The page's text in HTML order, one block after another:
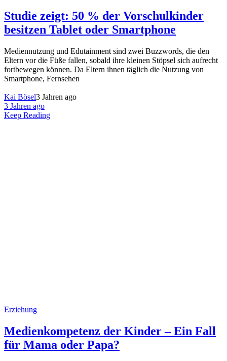
Studie zeigt: 50 % der Vorschulkinder
besitzen Tablet oder Smartphone
Mediennutzung und Edutainment sind zwei Buzzwords, die den
Eltern vor die Füße fallen, sobald ihre kleinen Stöpsel sich aufrecht
fortbewegen können. Da Eltern ihnen täglich die Nutzung von
Smartphone, Fernsehen
Kai Bösel3 Jahren ago
3 Jahren ago
Keep Reading
Erziehung
Medienkompetenz der Kinder – Ein Fall
für Mama oder Papa?